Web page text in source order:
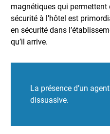
magnétiques qui permettent
sécurité à l’hôtel est
en sécurité dans
qu’il arrive.
La présence d’un
dissuasive.